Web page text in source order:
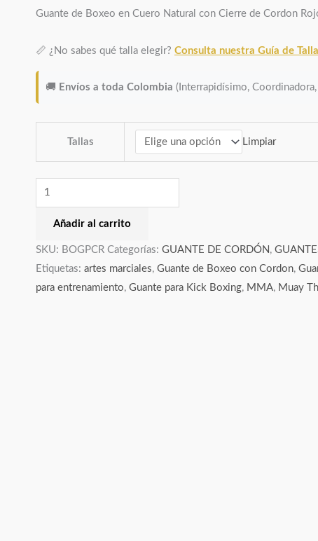
Guante de Boxeo en Cuero Natural con Cierre de Cordon
📏 ¿No sabes qué talla elegir? Consulta nuestra Guía de
🚚 Envíos a toda Colombia (Interrapidísimo,
Tallas Limpiar
Añadir al carrito
SKU: BOGPCR Categorías: GUANTE DE CORDÓN ,
Etiquetas: artes marciales, Guante de Boxeo con Cordon,
para entrenamiento, Guante para Kick Boxing, MMA, Muay